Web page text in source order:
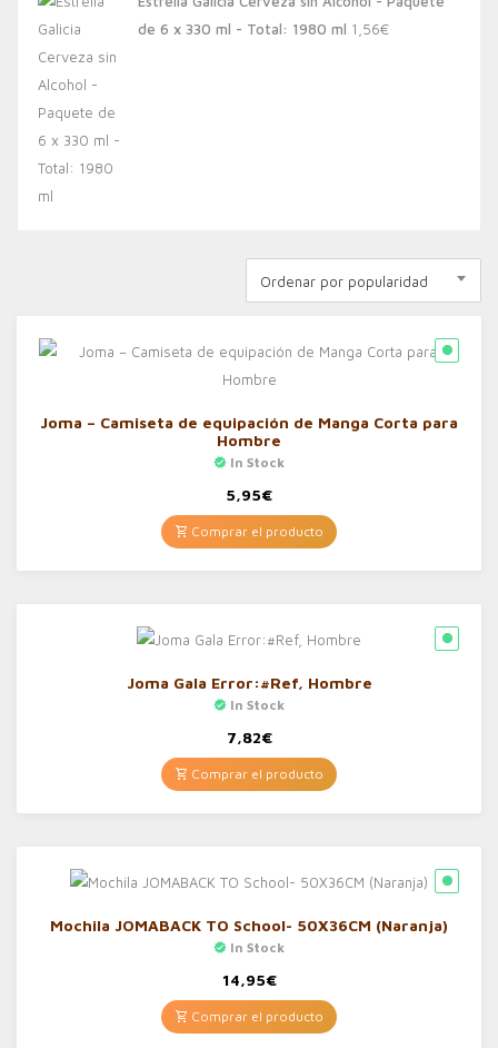
de 6 x 330 ml - Total: 1980 ml 1,56€
Ordenar por popularidad
Joma – Camiseta de equipación de Manga Corta para
Hombre
In Stock
5,95€
Comprar el producto
Joma Gala Error:#Ref, Hombre
In Stock
7,82€
Comprar el producto
Mochila JOMABACK TO School- 50X36CM (Naranja)
In Stock
14,95€
Comprar el producto